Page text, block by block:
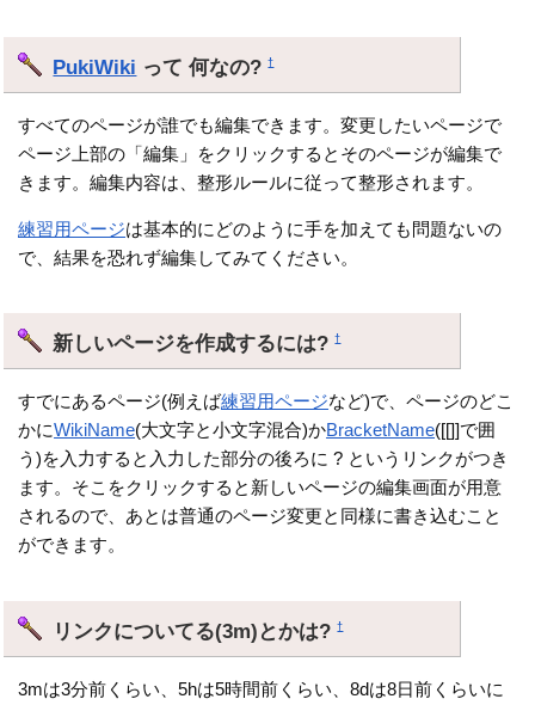
PukiWiki って 何なの?†
すべてのページが誰でも編集できます。変更したいページで
ページ上部の「編集」をクリックするとそのページが編集で
きます。編集内容は、整形ルールに従って整形されます。
練習用ページは基本的にどのように手を加えても問題ないの
で、結果を恐れず編集してみてください。
新しいページを作成するには?†
すでにあるページ(例えば練習用ページなど)で、ページのどこ
かにWikiName(大文字と小文字混合)かBracketName([[]]で囲
う)を入力すると入力した部分の後ろに ? というリンクがつき
ます。そこをクリックすると新しいページの編集画面が用意
されるので、あとは普通のページ変更と同様に書き込むこと
ができます。
リンクについてる(3m)とかは?†
3mは3分前くらい、5hは5時間前くらい、8dは8日前くらいに